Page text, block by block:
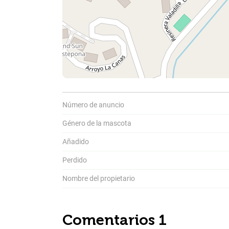
Número de anuncio
Género de la mascota
Añadido
Perdido
Nombre del propietario
Comentarios 1